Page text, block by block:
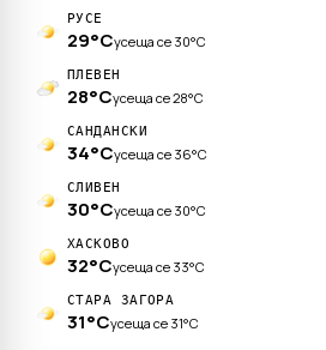
РУСЕ
29°Cусеща се 30°C
ПЛЕВЕН
28°Cусеща се 28°C
САНДАНСКИ
34°Cусеща се 36°C
СЛИВЕН
30°Cусеща се 30°C
ХАСКОВО
32°Cусеща се 33°C
СТАРА ЗАГОРА
31°Cусеща се 31°C